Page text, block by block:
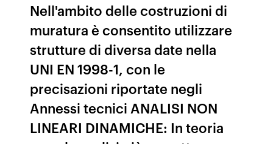
Nell'ambito delle costruzioni di
muratura è consentito utilizzare
strutture di diversa date nella
UNI EN 1998-1, con le
precisazioni riportate negli
Annessi tecnici ANALISI NON
LINEARI DINAMICHE: In teoria